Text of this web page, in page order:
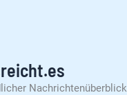
Nachrichtenüberblick